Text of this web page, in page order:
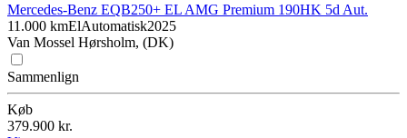
Mercedes-Benz EQB250+ EL AMG Premium 190HK 5d Aut.
11.000 kmElAutomatisk2025
Van Mossel Hørsholm, (DK)
Sammenlign
Køb
379.900 kr.